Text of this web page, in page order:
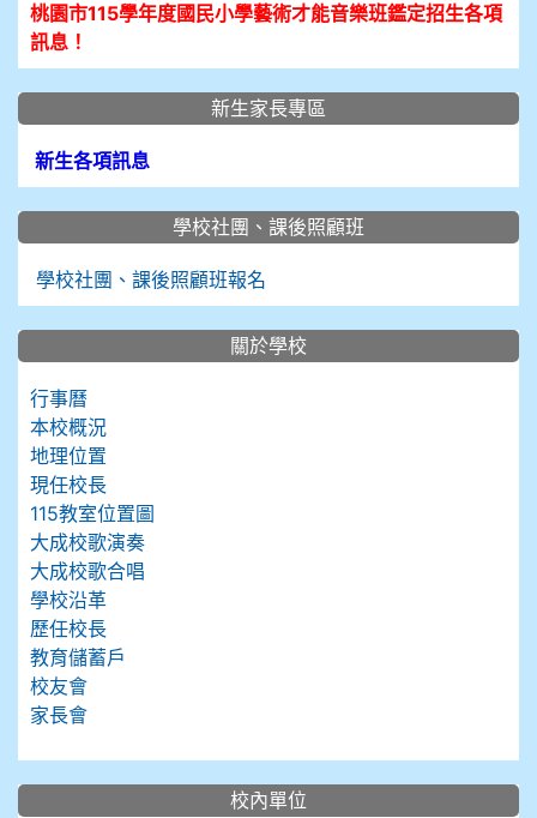
桃園市115學年度國民小學藝術才能音樂班鑑定招生各項
訊息！
新生家長專區
新生各項訊息
學校社團、課後照顧班
學校社團、課後照顧班報名
關於學校
行事曆
本校概況
地理位置
現任校長
115教室位置圖
大成校歌演奏
大成校歌合唱
學校沿革
歷任校長
教育儲蓄戶
校友會
家長會
校內單位